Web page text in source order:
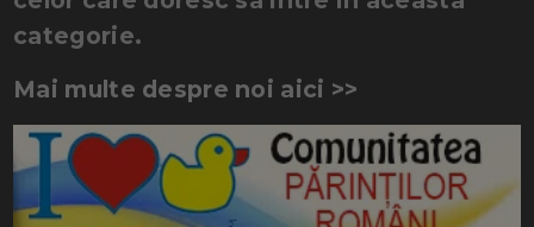
categorie.
Mai multe despre noi aici >>